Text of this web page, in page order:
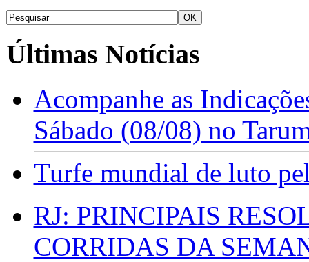
Últimas Notícias
Acompanhe as
Sábado (08/08) no
Turfe mundial de luto
RJ: PRINCIPAIS
CORRIDAS DA